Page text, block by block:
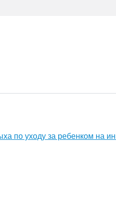
по уходу за ребенком на